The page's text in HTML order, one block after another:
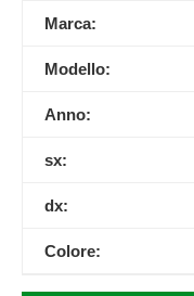
Marca:
Modello:
Anno:
sx:
dx:
Colore: